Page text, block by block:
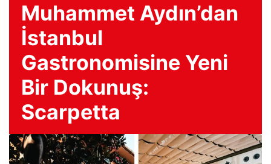
Muhammet Aydın’dan
İstanbul
Gastronomisine Yeni
Bir Dokunuş:
Scarpetta